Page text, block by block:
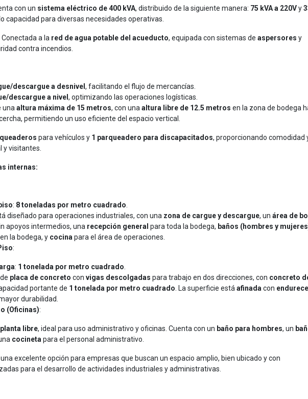
con un sistema eléctrico de 400 kVA, distribuido de la siguiente manera: 75 kVA a 220Vy
capacidad para diversas necesidades operativas.
Conectada a la red de agua potable del acueducto, equipada con sistemas de aspersores y
contra incendios.
descargue a desnivel , facilitando el flujo de mercancías.
descargue a nivel , optimizando las operaciones logísticas.
una altura máxima de 15 metros, con una altura libre de 12.5 metros en la zona de bodega
permitiendo un uso eficiente del espacio vertical.
para vehículos y 1 parqueadero para discapacitados, proporcionando comodidad
y visitantes.
internas:
: 8 toneladas por metro cuadrado
diseñado para operaciones industriales, con una zona de cargue y descargue, un área de
apoyos intermedios, una recepción general para toda la bodega, baños (hombres y
en la bodega, y cocina para el área de operaciones.
:
: 1 tonelada por metro cuadrado
placa de concreto con vigas descolgadas para trabajo en dos direcciones, con concreto
portante de 1 tonelada por metro cuadrado . La superficie está afinada con
durabilidad.
(Oficinas):
planta libre, ideal para uso administrativo y oficinas. Cuenta con un baño para hombres, un
cocineta para el personal administrativo.
excelente opción para empresas que buscan un espacio amplio, bien ubicado y con
para el desarrollo de actividades industriales y administrativas.